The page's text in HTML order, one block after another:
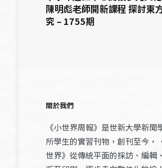
陳明彪老師開新課程 探討東
究 – 1755期
關於我們
《小世界周報》是世新大學新聞
所學生的實習刊物，創刊至今，
世界》從傳統平面的採訪、編輯